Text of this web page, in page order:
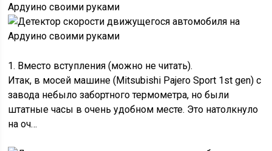
1. Вместо вступления (можно не читать).
Итак, в мосей машине (Mitsubishi Pajero Sport 1st gen) с
завода небыло забортного термометра, но были
штатные часы в очень удобном месте. Это натолкнуло
на оч…